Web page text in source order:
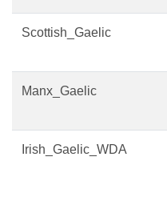
Scottish_Gaelic
Manx_Gaelic
Irish_Gaelic_WDA